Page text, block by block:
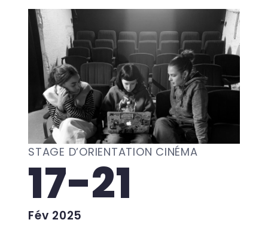
STAGE D’ORIENTATION CINÉMA
17-21
Fév 2025